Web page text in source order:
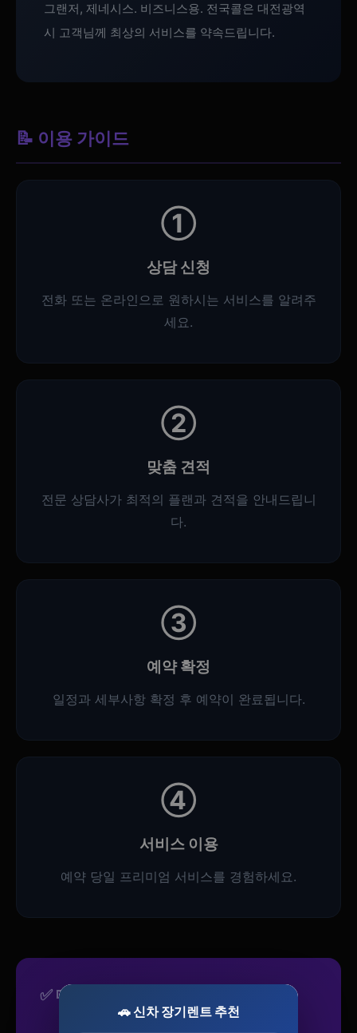
그랜저, 제네시스. 비즈니스용. 전국콜은 대전광역
시 고객님께 최상의 서비스를 약속드립니다.
📝 이용 가이드
①
상담 신청
전화 또는 온라인으로 원하시는 서비스를 알려주
세요.
②
맞춤 견적
전문 상담사가 최적의 플랜과 견적을 안내드립니
다.
③
예약 확정
일정과 세부사항 확정 후 예약이 완료됩니다.
④
서비스 이용
예약 당일 프리미엄 서비스를 경험하세요.
✅ 대전광역시 전국콜을 선택하는 이유
🚗 신차 장기렌트 추천